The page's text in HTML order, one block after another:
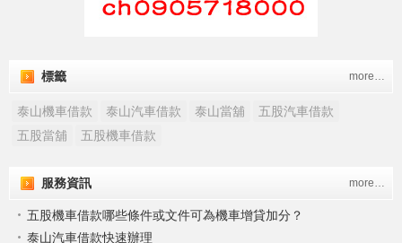
標籤 more…
泰山機車借款 泰山汽車借款 泰山當舖
五股汽車借款
五股當舖
五股機車借款
服務資訊 more…
五股機車借款哪些條件或文件可為機車增貸加分？
泰山汽車借款快速辦理